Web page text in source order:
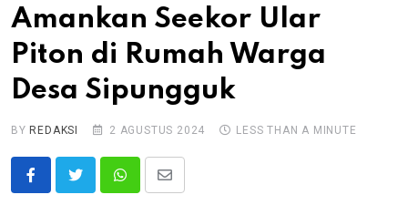
OLAHRAGA
PENDIDIKAN
Amankan Seekor Ular
Piton di Rumah Warga
Desa Sipungguk
BY REDAKSI 2 AGUSTUS 2024 LESS THAN A MINUTE
WhatsappShare